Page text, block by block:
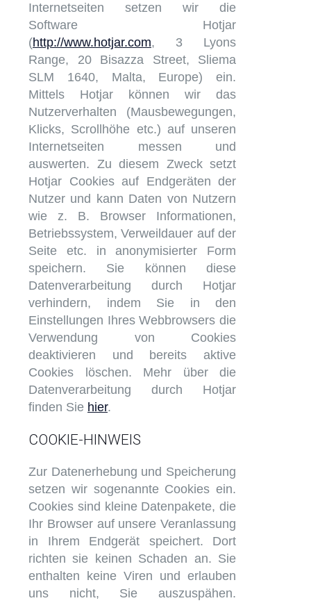
Internetseiten setzen wir die
Software Hotjar
(http://www.hotjar.com, 3 Lyons
Range, 20 Bisazza Street, Sliema
SLM 1640, Malta, Europe) ein.
Mittels Hotjar können wir das
Nutzerverhalten (Mausbewegungen,
Klicks, Scrollhöhe etc.) auf unseren
Internetseiten messen und
auswerten. Zu diesem Zweck setzt
Hotjar Cookies auf Endgeräten der
Nutzer und kann Daten von Nutzern
wie z. B. Browser Informationen,
Betriebssystem, Verweildauer auf der
Seite etc. in anonymisierter Form
speichern. Sie können diese
Datenverarbeitung durch Hotjar
verhindern, indem Sie in den
Einstellungen Ihres Webbrowsers die
Verwendung von Cookies
deaktivieren und bereits aktive
Cookies löschen. Mehr über die
Datenverarbeitung durch Hotjar
finden Sie hier.
COOKIE-HINWEIS
Zur Datenerhebung und Speicherung
setzen wir sogenannte Cookies ein.
Cookies sind kleine Datenpakete, die
Ihr Browser auf unsere Veranlassung
in Ihrem Endgerät speichert. Dort
richten sie keinen Schaden an. Sie
enthalten keine Viren und erlauben
uns nicht, Sie auszuspähen.